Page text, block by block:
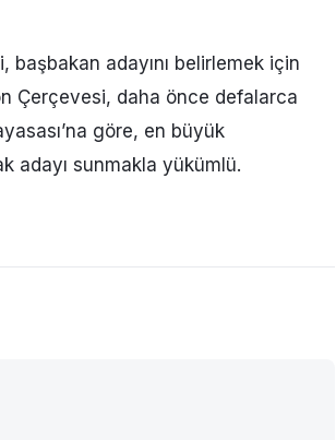
başbakan adayını belirlemek için
Çerçevesi, daha önce defalarca
göre, en büyük
adayı sunmakla yükümlü.